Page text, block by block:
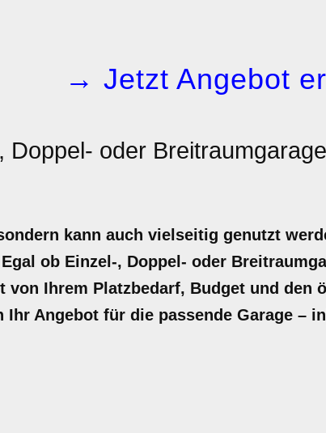
→ Jetzt Angebot
Doppel- oder
kann auch vielseitig genutzt
ob Einzel-, Doppel- oder
Ihrem Platzbedarf, Budget und den
Angebot für die passende Garage –